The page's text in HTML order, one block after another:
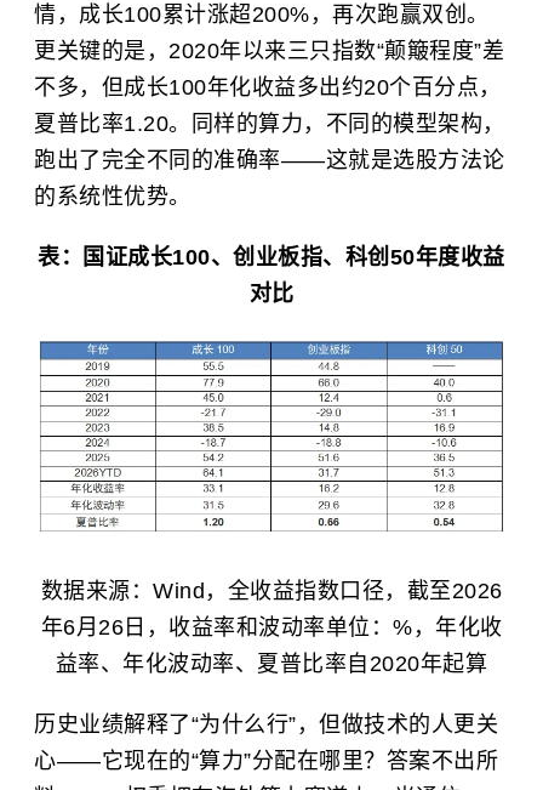
情，成长100累计涨超200%，再次跑赢双创。
更关键的是，2020年以来三只指数“颠簸程度”差
不多，但成长100年化收益多出约20个百分点，
夏普比率1.20。同样的算力，不同的模型架构，
跑出了完全不同的准确率——这就是选股方法论
的系统性优势。
表：国证成长100、创业板指、科创50年度收益
对比
数据来源：Wind，全收益指数口径，截至2026
年6月26日，收益率和波动率单位：%，年化收
益率、年化波动率、夏普比率自2020年起算
历史业绩解释了“为什么行”，但做技术的人更关
心——它现在的“算力”分配在哪里？答案不出所